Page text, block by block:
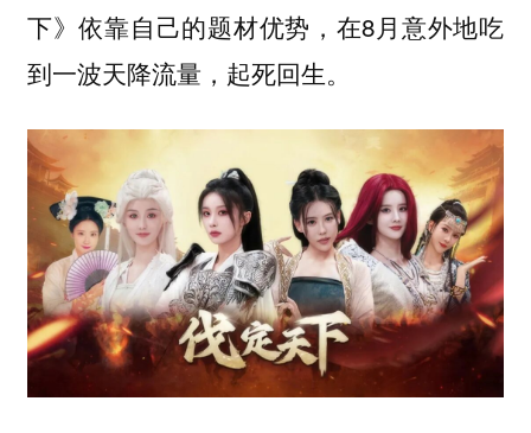
下》依靠自己的题材优势，在8月意外地吃
到一波天降流量，起死回生。